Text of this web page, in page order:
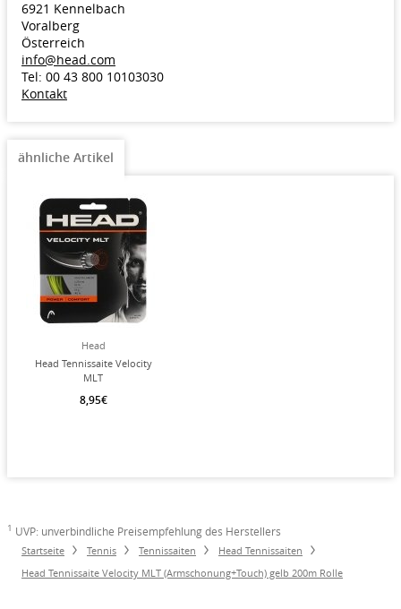
Bauart Tennissaite: Multifil
Material Tennissaite: Polyamid-Premium, Polyurethane,
andere Copolymerisate
6921 Kennelbach
Voralberg
Österreich
info@head.com
Tel: 00 43 800 10103030
Kontakt
ähnliche Artikel
Head
Head Tennissaite Velocity
MLT
gelb 12m Set
8,95€
1 UVP: unverbindliche Preisempfehlung des Herstellers
Startseite Tennis Tennissaiten
Head Tennissaiten
Head Tennissaite Velocity MLT (Armschonung+Touch) gelb 200m Rolle